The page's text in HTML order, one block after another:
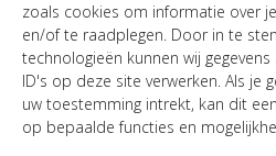
zoals cookies om informatie over
en/of te raadplegen. Door in te
technologieën kunnen wij
ID's op deze site verwerken. Als je
uw toestemming intrekt, kan dit
op bepaalde functies en
HOUSE OF WURPEL
OPENINGSTIJDEN
INTERIEUR